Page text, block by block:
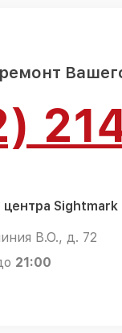
Sightmark
В.О., д. 72
21:00